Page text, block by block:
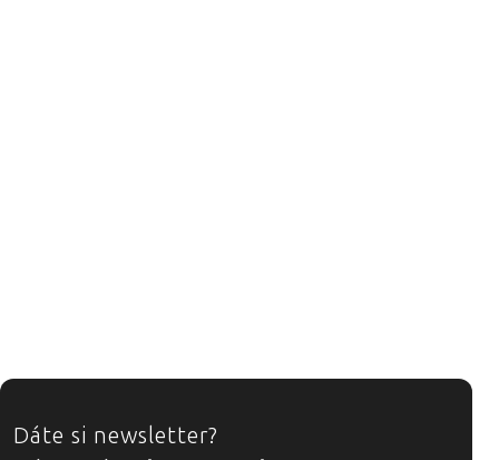
ZÁPATÍ
Dáte si newsletter?